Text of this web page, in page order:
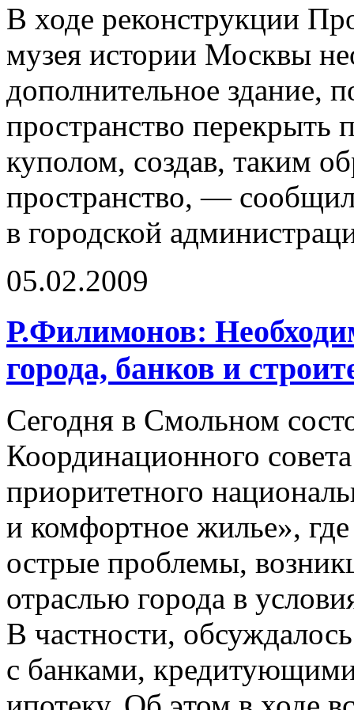
В ходе реконструкции
музея истории Москвы
дополнительное здание,
пространство перекрыть
куполом, создав, таким
пространство, —
в городской
05.02.2009
Р.Филимонов:
города, банков и
Сегодня в Смольном
Координационного
приоритетного
и комфортное жилье»,
острые проблемы,
отраслью города в
В частности,
с банками,